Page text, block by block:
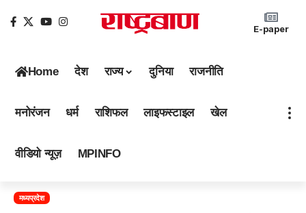
E-paper
Home देश राज्य दुनिया राजनीति
मनोरंजन धर्म राशिफल लाइफस्टाइल खेल
वीडियो न्यूज़ MPINFO
मध्यप्रदेश